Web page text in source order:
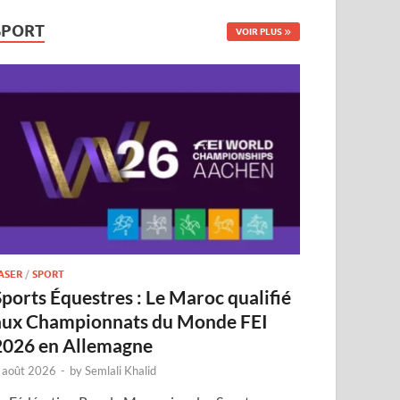
VOIR PLUS
/SPORT
Équestres : Le Maroc qualifié
Championnats du Monde FEI
en Allemagne
2026 - bySemlali Khalid